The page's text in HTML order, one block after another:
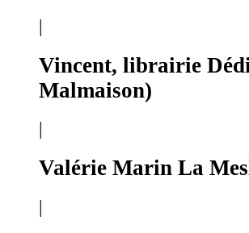
|
Vincent, librairie
Malmaison)
Valérie Marin La
|